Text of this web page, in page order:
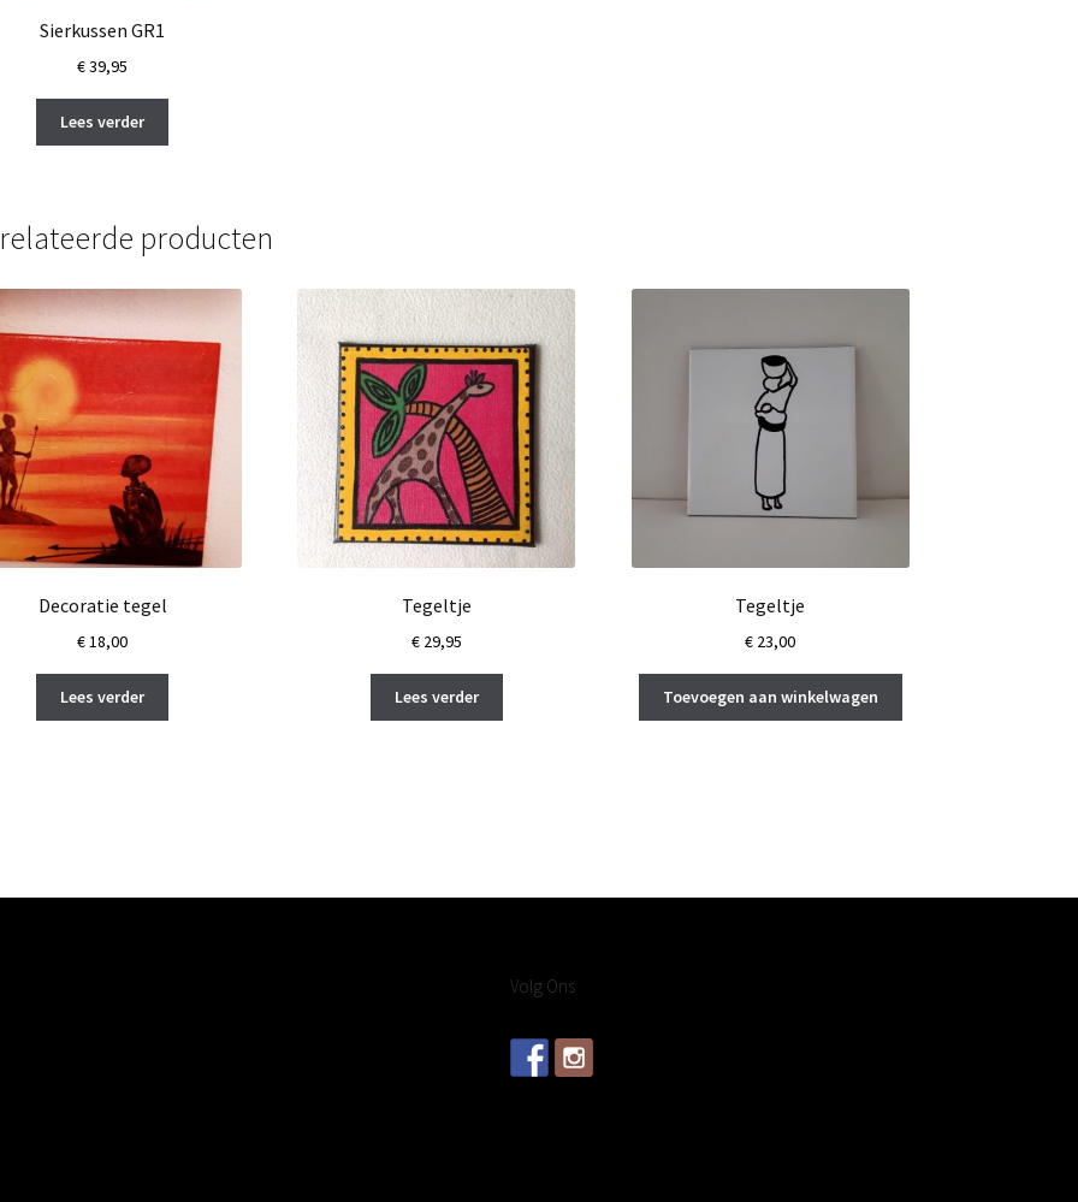
Sierkussen GR1
€39,95
Lees verder
producten
Decoratie tegel
€18,00
Lees verder
Tegeltje
€29,95
Lees verder
Tegeltje
€ 23,00
Toevoegen aan winkelwagen
Volg Ons